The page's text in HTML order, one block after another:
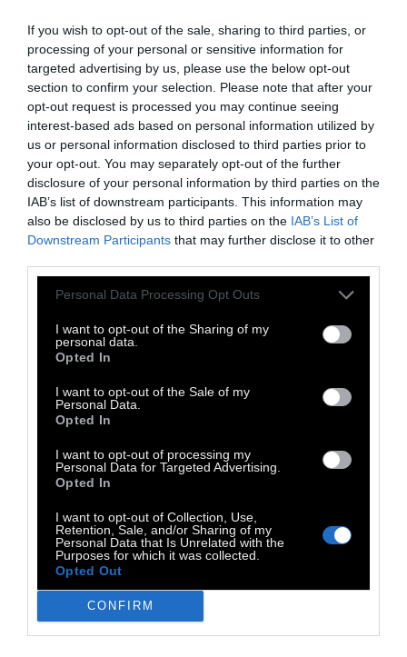
If you wish to opt-out of the sale, sharing to third parties, or
processing of your personal or sensitive information for
targeted advertising by us, please use the below opt-out
section to confirm your selection. Please note that after your
opt-out request is processed you may continue seeing
interest-based ads based on personal information utilized by
us or personal information disclosed to third parties prior to
your opt-out. You may separately opt-out of the further
disclosure of your personal information by third parties on the
IAB’s list of downstream participants. This information may
also be disclosed by us to third parties on the IAB’s List of
Downstream Participants that may further disclose it to other
Personal Data Processing Opt Outs
I want to opt-out of the Sharing of my
personal data.
Opted In
I want to opt-out of the Sale of my
Personal Data.
Opted In
I want to opt-out of processing my
Personal Data for Targeted Advertising.
Opted In
I want to opt-out of Collection, Use,
Retention, Sale, and/or Sharing of my
Personal Data that Is Unrelated with the
Purposes for which it was collected.
Opted Out
CONFIRM
Μήπως σταματήσατε να χαίρεστε με
πράγματα, που παλιά σας προκαλούσαν
ευχαρίστηση;
Είστε από εκείνους, που μονίμως
ασχολούνται με τους άλλους και ξεχνούν να
αναφερθούν στον εαυτό τους;
Αντιδράτε με υπερευαισθησία στα λόγια και
το χιούμορ των υπολοίπων;
Έχετε καταγράψει ποτέ όσα σας πειράζουν ή
πληγώνουν στις συμπεριφορές των άλλων,
αλλά τα αγνοείτε συστηματικά, για να μην
κάνετε ζήτημα;
Μπορείτε να θυμηθείτε πότε νιώσατε για
τελευταία φορά ένα ισχυρό συναίσθημα,
όπως έρωτα, ενθουσιασμό, πρόκληση για
δράση, φόβο;
Τυχαίνει να έχετε ισχυρά προαισθήματα
ανασφάλειας ή επικείμενου κακού;
Ανησυχείτε υπερβολικά για την υγεία των